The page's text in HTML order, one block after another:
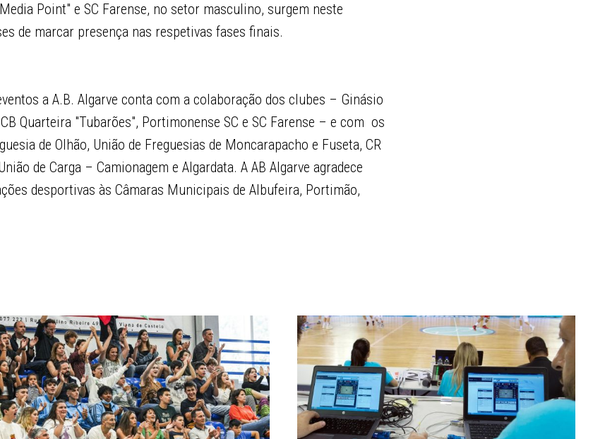
Point" e SC Farense, no setor masculino, surgem neste
de marcar presença nas respetivas fases finais.
a A.B. Algarve conta com a colaboração dos clubes – Ginásio
Quarteira "Tubarões", Portimonense SC e SC Farense – e com os
de Olhão, União de Freguesias de Moncarapacho e Fuseta, CR
de Carga – Camionagem e Algardata. A AB Algarve agradece
desportivas às Câmaras Municipais de Albufeira, Portimão,